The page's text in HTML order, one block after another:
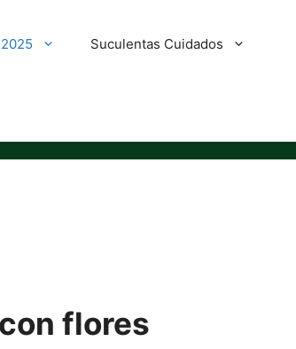
Suculentas Cuidados
flores